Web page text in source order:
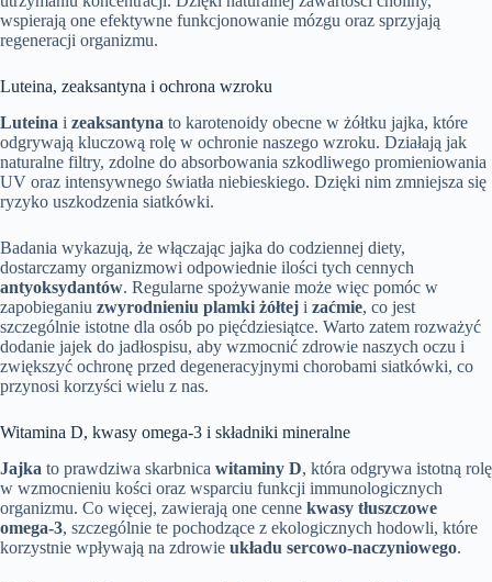
wspierają one efektywne funkcjonowanie mózgu oraz sprzyjają
regeneracji organizmu.
Luteina, zeaksantyna i ochrona wzroku
Luteina i zeaksantyna to karotenoidy obecne w żółtku jajka, które
odgrywają kluczową rolę w ochronie naszego wzroku. Działają jak
naturalne filtry, zdolne do absorbowania szkodliwego promieniowania
UV oraz intensywnego światła niebieskiego. Dzięki nim zmniejsza się
ryzyko uszkodzenia siatkówki.
Badania wykazują, że włączając jajka do codziennej diety,
dostarczamy organizmowi odpowiednie ilości tych cennych
antyoksydantów. Regularne spożywanie może więc pomóc w
zapobieganiu zwyrodnieniu plamki żółtej i zaćmie, co jest
szczególnie istotne dla osób po pięćdziesiątce. Warto zatem rozważyć
dodanie jajek do jadłospisu, aby wzmocnić zdrowie naszych oczu i
zwiększyć ochronę przed degeneracyjnymi chorobami siatkówki, co
przynosi korzyści wielu z nas.
Witamina D, kwasy omega-3 i składniki mineralne
Jajka to prawdziwa skarbnica witaminy D, która odgrywa istotną rolę
w wzmocnieniu kości oraz wsparciu funkcji immunologicznych
organizmu. Co więcej, zawierają one cenne kwasy tłuszczowe
omega-3, szczególnie te pochodzące z ekologicznych hodowli, które
korzystnie wpływają na zdrowie układu sercowo-naczyniowego.